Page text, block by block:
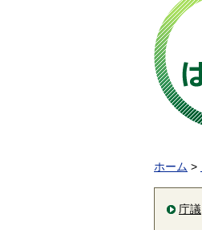
ホーム >
庁議